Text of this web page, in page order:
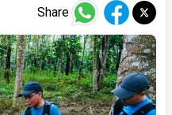
Share